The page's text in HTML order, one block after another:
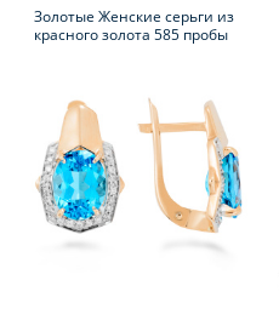
Золотые Женские серьги из
красного золота 585 пробы